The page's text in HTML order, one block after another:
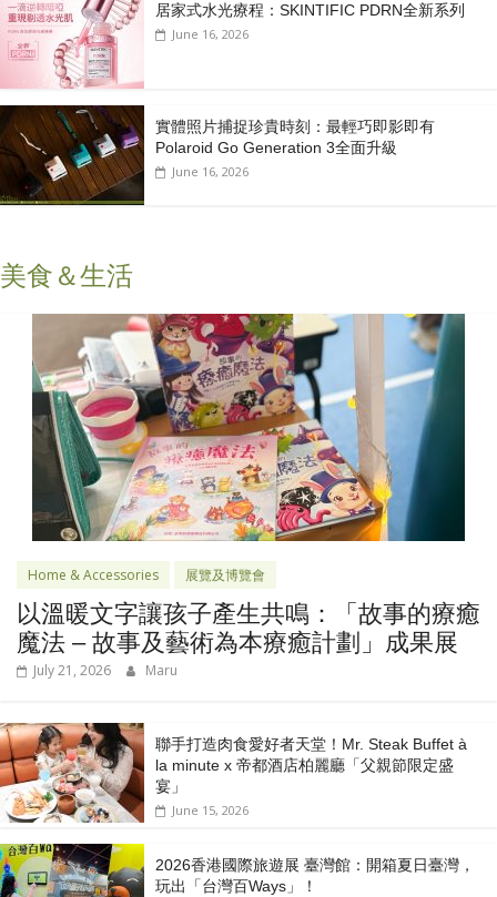
居家式水光療程：SKINTIFIC PDRN全新系列
June 16, 2026
實體照片捕捉珍貴時刻：最輕巧即影即有
Polaroid Go Generation 3全面升級
June 16, 2026
美食＆生活
Home & Accessories 展覽及博覽會
以溫暖文字讓孩子產生共鳴：「故事的療癒
魔法 – 故事及藝術為本療癒計劃」成果展
July 21, 2026 Maru
聯手打造肉食愛好者天堂！Mr. Steak Buffet à
la minute x 帝都酒店柏麗廳「⽗親節限定盛
宴」
June 15, 2026
2026香港國際旅遊展 臺灣館：開箱夏日臺灣，
玩出「台灣百Ways」！